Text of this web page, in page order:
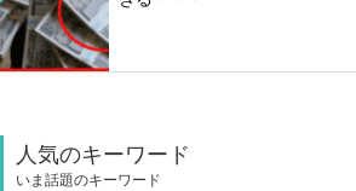
人気のキーワード
いま話題のキーワード